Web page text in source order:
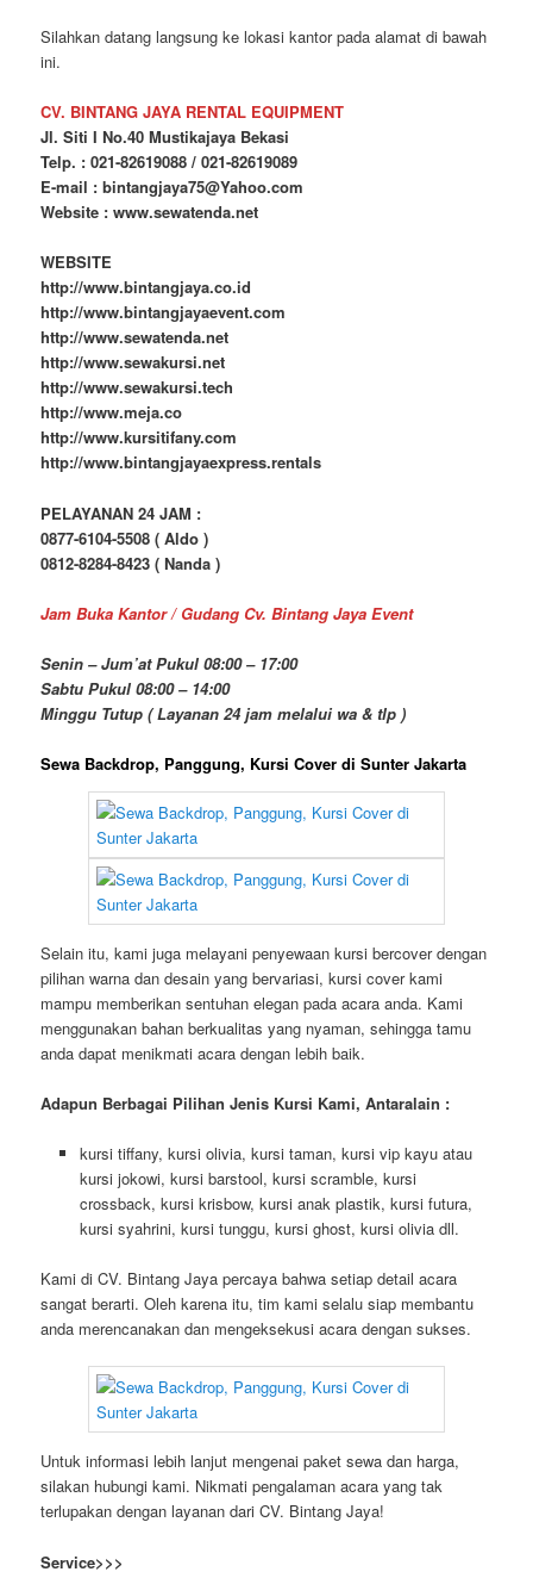
Silahkan datang langsung ke lokasi kantor pada alamat di bawah
ini.
CV. BINTANG JAYA RENTAL EQUIPMENT
Jl. Siti I No.40 Mustikajaya Bekasi
Telp. : 021-82619088 / 021-82619089
E-mail : bintangjaya75@Yahoo.com
Website : www.sewatenda.net
WEBSITE
http://www.bintangjaya.co.id
http://www.bintangjayaevent.com
http://www.sewatenda.net
http://www.sewakursi.net
http://www.sewakursi.tech
http://www.meja.co
http://www.kursitifany.com
http://www.bintangjayaexpress.rentals
PELAYANAN 24 JAM :
0877-6104-5508 ( Aldo )
0812-8284-8423 ( Nanda )
Jam Buka Kantor / Gudang Cv. Bintang Jaya Event
Senin – Jum’at Pukul 08:00 – 17:00
Sabtu Pukul 08:00 – 14:00
Minggu Tutup ( Layanan 24 jam melalui wa & tlp )
Sewa Backdrop, Panggung, Kursi Cover di Sunter Jakarta
Selain itu, kami juga melayani penyewaan kursi bercover dengan
pilihan warna dan desain yang bervariasi, kursi cover kami
mampu memberikan sentuhan elegan pada acara anda. Kami
menggunakan bahan berkualitas yang nyaman, sehingga tamu
anda dapat menikmati acara dengan lebih baik.
Adapun Berbagai Pilihan Jenis Kursi Kami, Antaralain :
kursi tiffany, kursi olivia, kursi taman, kursi vip kayu atau
kursi jokowi, kursi barstool, kursi scramble, kursi
crossback, kursi krisbow, kursi anak plastik, kursi futura,
kursi syahrini, kursi tunggu, kursi ghost, kursi olivia dll.
Kami di CV. Bintang Jaya percaya bahwa setiap detail acara
sangat berarti. Oleh karena itu, tim kami selalu siap membantu
anda merencanakan dan mengeksekusi acara dengan sukses.
Untuk informasi lebih lanjut mengenai paket sewa dan harga,
silakan hubungi kami. Nikmati pengalaman acara yang tak
terlupakan dengan layanan dari CV. Bintang Jaya!
Service>>>